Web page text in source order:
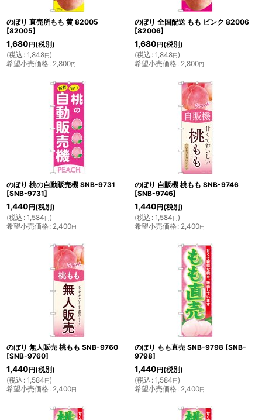
のぼり 直売所もも 黄 82005
[82005]
1,680 円 (税別)
(税込 : 1,848円)
希望小売価格: 2,800円
のぼり 全国配送 もも ピンク 82006
[82006]
1,680 円 (税別)
(税込 : 1,848円)
希望小売価格: 2,800円
のぼり 桃の自動販売機 SNB-9731
[SNB-9731]
1,440 円 (税別)
(税込 : 1,584円)
希望小売価格: 2,400円
のぼり 自販機 桃もも SNB-9746
[SNB-9746]
1,440 円 (税別)
(税込 : 1,584円)
希望小売価格: 2,400円
のぼり 無人販売 桃もも SNB-9760
[SNB-9760]
1,440 円 (税別)
(税込 : 1,584円)
希望小売価格: 2,400円
のぼり もも直売 SNB-9798 [SNB-
9798]
1,440 円 (税別)
(税込 : 1,584円)
希望小売価格: 2,400円